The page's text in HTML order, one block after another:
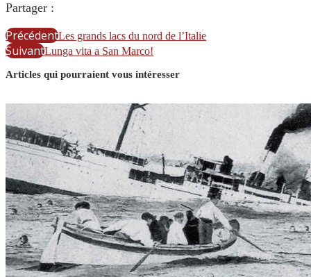
Partager :
PrécédentLes grands lacs du nord de l’Italie
SuivantLunga vita a San Marco!
Articles qui pourraient vous intéresser